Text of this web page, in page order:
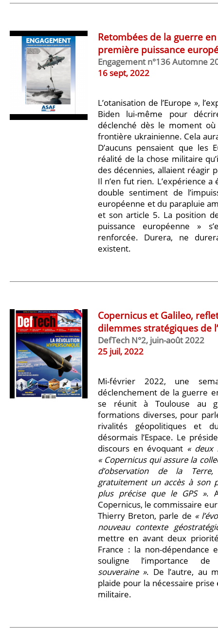
Retombées de la guerre
première puissance
Engagement n°136 Automne
16 sept, 2022
L’otanisation de l’Europe »,
Biden lui-même pour
déclenché dès le moment
frontière ukrainienne. Cela
D’aucuns pensaient que les
réalité de la chose militaire
des décennies, allaient réagir
Il n’en fut rien. L’expérience
double sentiment de
européenne et du parapluie
et son article 5. La position
puissance européenne »
renforcée. Durera, ne
existent.
Copernicus et Galileo,
dilemmes stratégiques de
DefTech N°2, juin-août 2022
25 juil, 2022
Mi-février 2022, une
déclenchement de la guerre
se réunit à Toulouse au
formations diverses, pour
rivalités géopolitiques et
désormais l’Espace. Le
discours en évoquant « deux
« Copernicus qui assure la
d’observation de la
gratuitement un accès à son
plus précise que le GPS ».
Copernicus, le commissaire
Thierry Breton, parle de «
nouveau contexte
mettre en avant deux
France : la non-dépendance
souligne l’importance
souveraine ». De l’autre, au
plaide pour la nécessaire
militaire.